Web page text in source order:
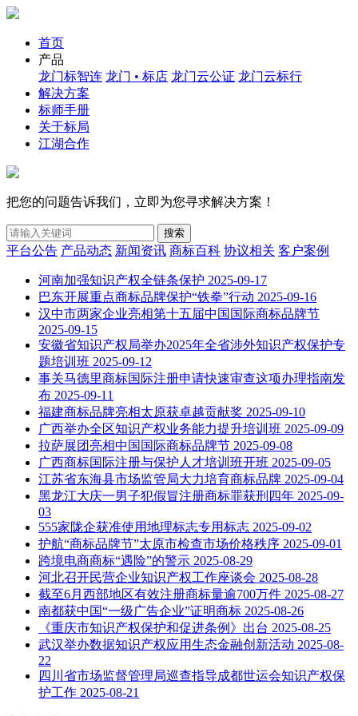
首页
产品
龙门标智连 龙门 • 标店 龙门云公证 龙门云标行
解决方案
标师手册
关于标局
江湖合作
把您的问题告诉我们，立即为您寻求解决方案！
搜索
平台公告 产品动态 新闻资讯 商标百科 协议相关 客户案例
河南加强知识产权全链条保护 2025-09-17
巴东开展重点商标品牌保护“铁拳”行动 2025-09-16
汉中市两家企业亮相第十五届中国国际商标品牌节
2025-09-15
安徽省知识产权局举办2025年全省涉外知识产权保护专
题培训班 2025-09-12
事关马德里商标国际注册申请快速审查这项办理指南发
布 2025-09-11
福建商标品牌亮相太原获卓越贡献奖 2025-09-10
广西举办全区知识产权业务能力提升培训班 2025-09-09
拉萨展团亮相中国国际商标品牌节 2025-09-08
广西商标国际注册与保护人才培训班开班 2025-09-05
江苏省东海县市场监管局大力培育商标品牌 2025-09-04
黑龙江大庆一男子犯假冒注册商标罪获刑四年 2025-09-
03
555家陇企获准使用地理标志专用标志 2025-09-02
护航“商标品牌节”太原市检查市场价格秩序 2025-09-01
跨境电商商标“遇险”的警示 2025-08-29
河北召开民营企业知识产权工作座谈会 2025-08-28
截至6月西部地区有效注册商标量逾700万件 2025-08-27
南都获中国“一级广告企业”证明商标 2025-08-26
《重庆市知识产权保护和促进条例》出台 2025-08-25
武汉举办数据知识产权应用生态金融创新活动 2025-08-
22
四川省市场监督管理局巡查指导成都世运会知识产权保
护工作 2025-08-21